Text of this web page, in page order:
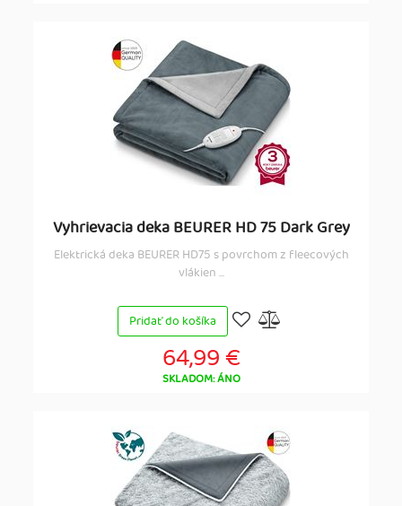
Vyhrievacia deka BEURER HD 75 Dark Grey
Elektrická deka BEURER HD75 s povrchom z fleecových
vlákien ...
Pridať do košíka
64,99 €
SKLADOM: ÁNO